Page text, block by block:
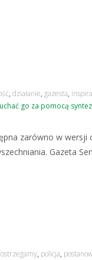
, działanie, gazesta,
go za pomocą
zarówno w wersji
Gazeta
ostrzegamy, policja,